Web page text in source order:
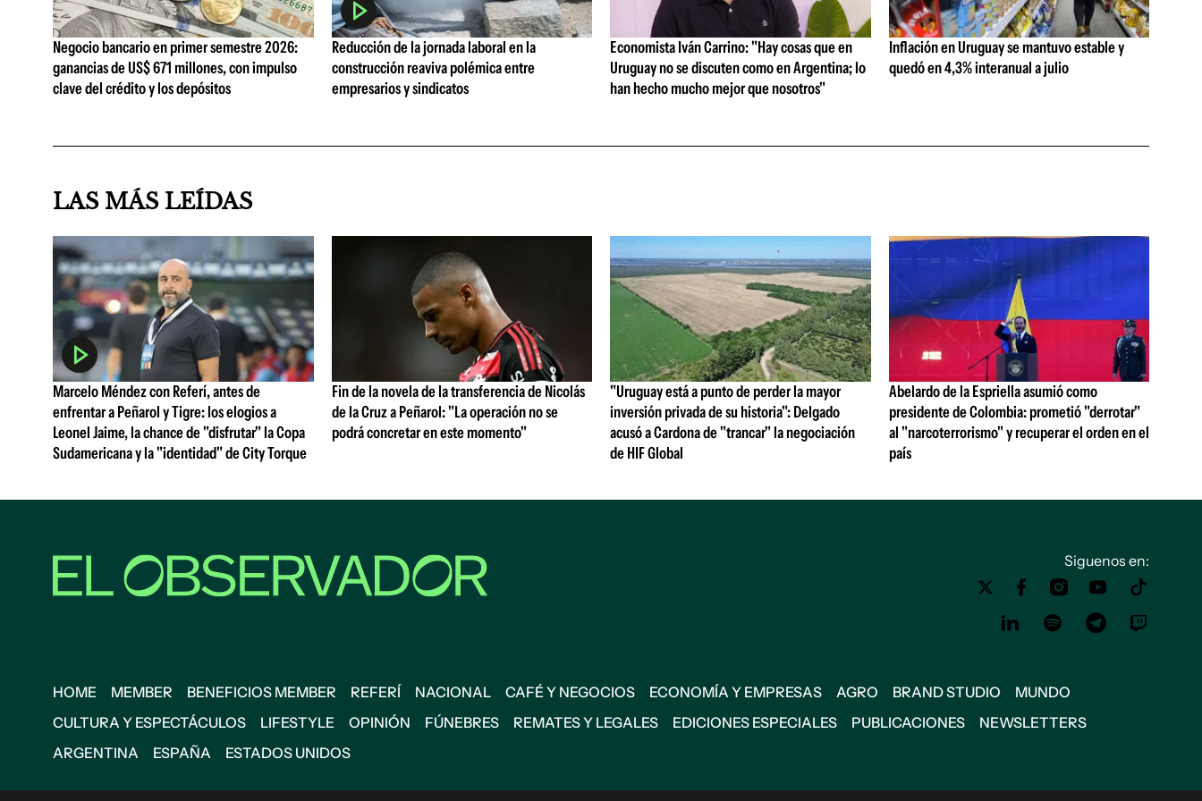
Negocio bancario en primer semestre 2026:
ganancias de US$ 671 millones, con impulso
clave del crédito y los depósitos
Reducción de la jornada laboral en la
construcción reaviva polémica entre
empresarios y sindicatos
Economista Iván Carrino: "Hay cosas que en
Uruguay no se discuten como en Argentina; lo
han hecho mucho mejor que nosotros"
Inflación en Uruguay se mantuvo estable y
quedó en 4,3% interanual a julio
LAS MÁS LEÍDAS
Marcelo Méndez con Referí, antes de
enfrentar a Peñarol y Tigre: los elogios a
Leonel Jaime, la chance de "disfrutar" la Copa
Sudamericana y la "identidad" de City Torque
Fin de la novela de la transferencia de Nicolás
de la Cruz a Peñarol: "La operación no se
podrá concretar en este momento"
"Uruguay está a punto de perder la mayor
inversión privada de su historia": Delgado
acusó a Cardona de "trancar" la negociación
de HIF Global
Abelardo de la Espriella asumió como
presidente de Colombia: prometió "derrotar"
al "narcoterrorismo" y recuperar el orden en el
país
Siguenos en:
HOME MEMBER BENEFICIOS MEMBER REFERÍ NACIONAL CAFÉ Y NEGOCIOS ECONOMÍA Y EMPRESAS AGRO BRAND STUDIO
MUNDO
CULTURA Y ESPECTÁCULOS
LIFESTYLE OPINIÓN FÚNEBRES REMATES Y LEGALES EDICIONES ESPECIALES PUBLICACIONES
NEWSLETTERS
ARGENTINA
ESPAÑA ESTADOS UNIDOS